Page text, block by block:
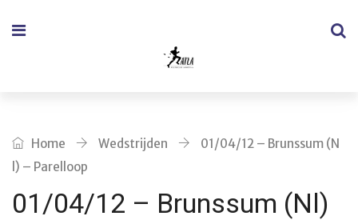
Home Wedstrijden
01/04/12 – Brunssum (N
l) – Parelloop
01/04/12 – Brunssum (Nl)